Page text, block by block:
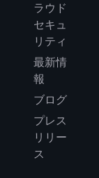
ラウド
セキュ
リティ
最新情
報
ブログ
プレス
リリー
ス